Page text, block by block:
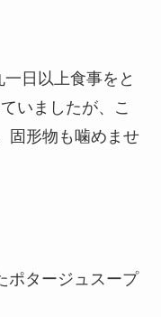
日以上食事をと
いましたが、こ
固形物も噛めませ
ポタージュスープ